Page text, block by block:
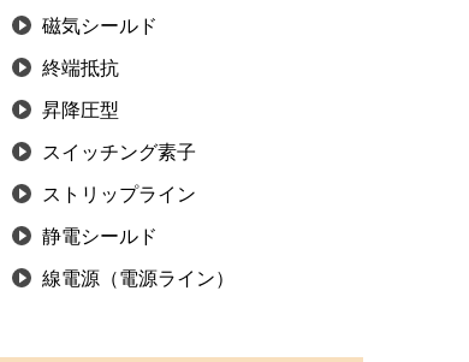
磁気シールド
終端抵抗
昇降圧型
スイッチング素子
ストリップライン
静電シールド
線電源（電源ライン）